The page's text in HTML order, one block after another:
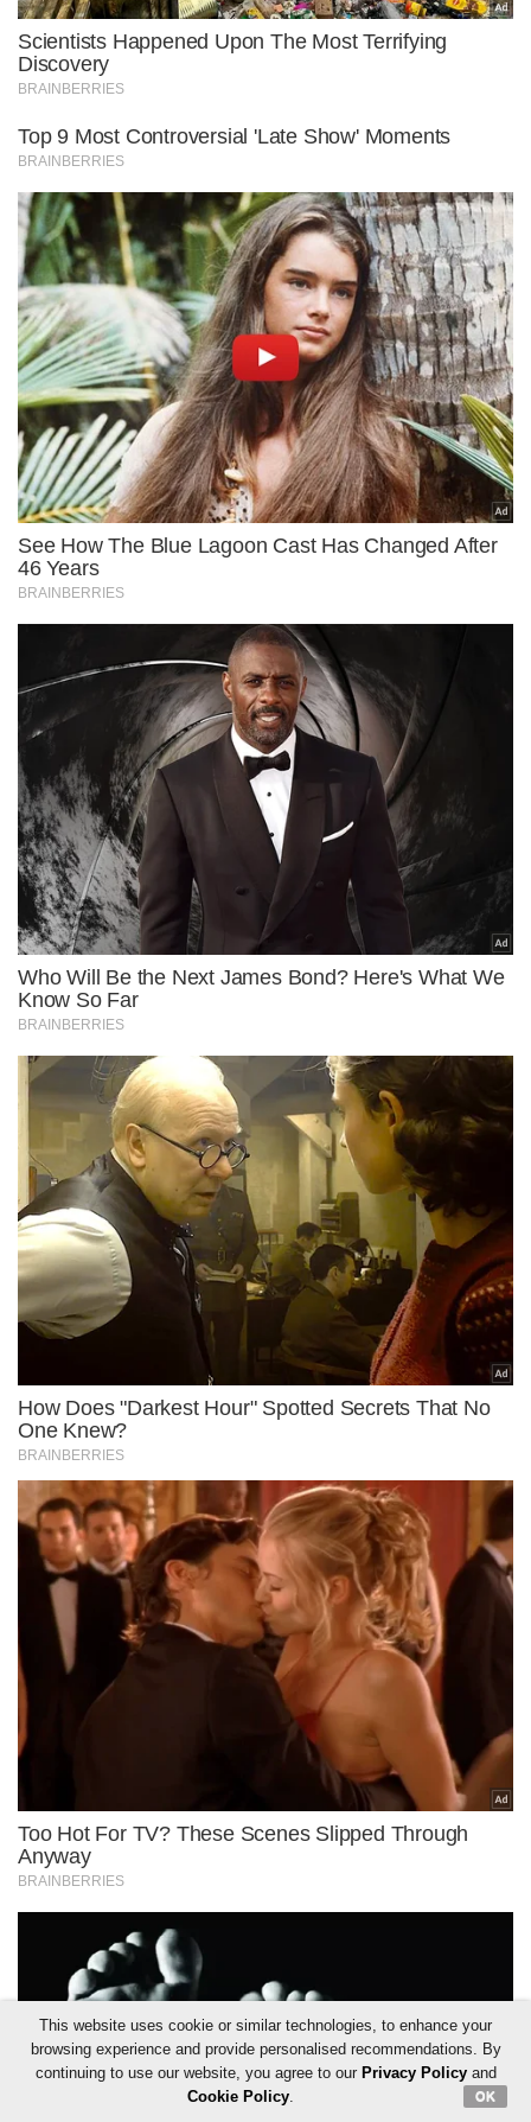
This website uses cookie or similar technologies, to enhance your
browsing experience and provide personalised recommendations. By
continuing to use our website, you agree to our Privacy Policyand
Cookie Policy. OK